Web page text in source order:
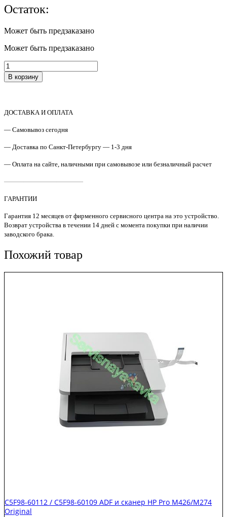
Остаток:
Может быть предзаказано
Может быть предзаказано
Количество
товара
CF116-
в
HP
Ent
MFP
Original
В корзину
ДОСТАВКА И ОПЛАТА
— Самовывоз сегодня
— Доставка по Санкт-Петербургу — 1-3 дня
— Оплата на сайте, наличными при самовывозе или безналичный расчет
————————————
ГАРАНТИИ
Гарантия 12 месяцев от фирменного сервисного центра на это устройство.
Возврат устройства в течении 14 дней с момента покупки при наличии
заводского брака.
Похожий товар
C5F98-60112 / C5F98-60109 ADF и сканер HP Pro M426/M274
Original